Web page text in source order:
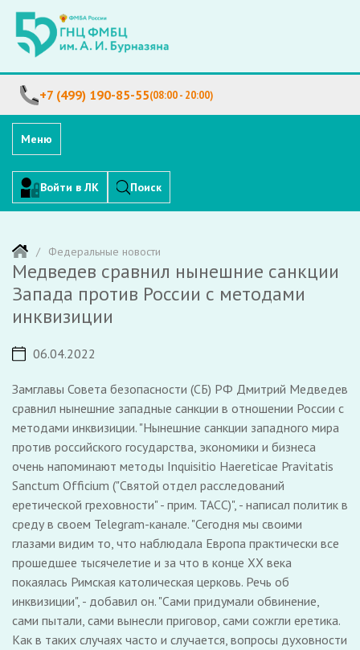
+7 (499) 190-85-55(08:00 - 20:00)
Меню
Войти в ЛК Поиск
Федеральные новости
Медведев сравнил нынешние санкции
Запада против России с методами
инквизиции
06.04.2022
Замглавы Совета безопасности (СБ) РФ Дмитрий Медведев
сравнил нынешние западные санкции в отношении России с
методами инквизиции. "Нынешние санкции западного мира
против российского государства, экономики и бизнеса
очень напоминают методы Inquisitio Haereticae Pravitatis
Sanctum Officium ("Святой отдел расследований
еретической греховности" - прим. ТАСС)", - написал политик в
среду в своем Telegram-канале. "Сегодня мы своими
глазами видим то, что наблюдала Европа практически все
прошедшее тысячелетие и за что в конце XX века
покаялась Римская католическая церковь. Речь об
инквизиции", - добавил он. "Сами придумали обвинение,
сами пытали, сами вынесли приговор, сами сожгли еретика.
Как в таких случаях часто и случается, вопросы духовности